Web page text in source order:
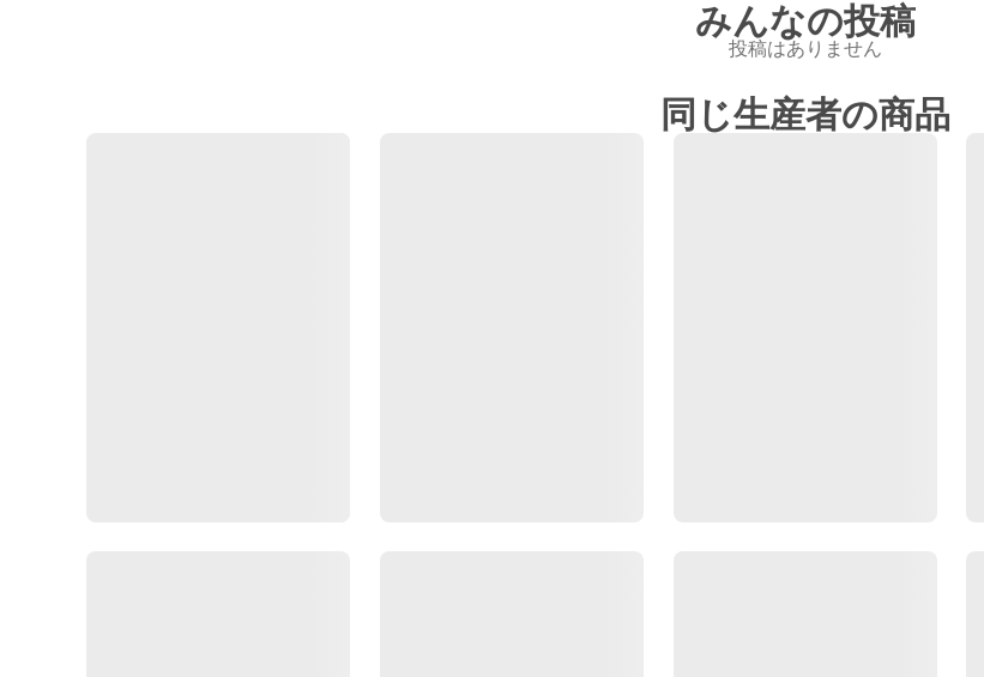
みんなの投稿
投稿はありません
同じ生産者の商品